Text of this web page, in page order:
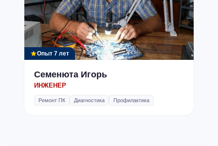
Опыт 7 лет
Семенюта Игорь
ИНЖЕНЕР
Ремонт ПК Диагностика Профилактика